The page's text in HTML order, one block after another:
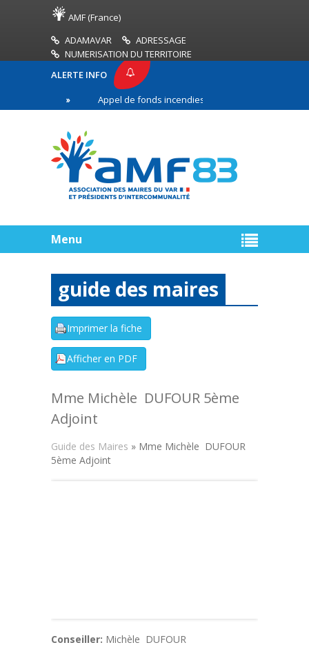
AMF (France)
ADAMAVAR
ADRESSAGE
NUMERISATION DU TERRITOIRE
ALERTE INFO
Appel de fonds incendies de forêt
ligne
Menu
guide des maires
Mme Michèle DUFOUR 5ème
Adjoint
Guide des Maires » Mme Michèle DUFOUR
5ème Adjoint
Conseiller: Michèle DUFOUR